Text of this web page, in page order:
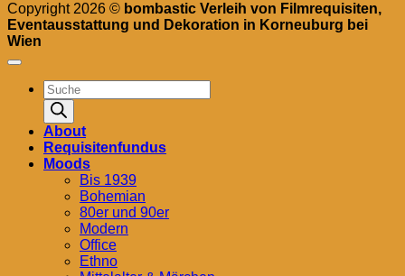
Copyright 2026 © bombastic Verleih von Filmrequisiten,
Eventausstattung und Dekoration in Korneuburg bei
Wien
Products
search
About
Requisitenfundus
Moods
Bis 1939
Bohemian
80er und 90er
Modern
Office
Ethno